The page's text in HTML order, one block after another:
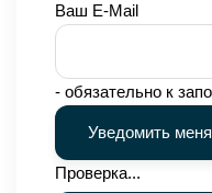
Ваш E-Mail
- обязательно к
Проверка...